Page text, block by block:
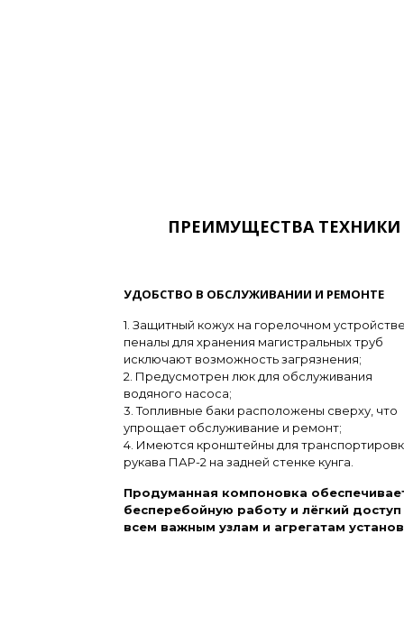
ПРЕИМУЩЕСТВА
УДОБСТВО В ОБСЛУЖИВАНИИ И РЕМОНТЕ
1. Защитный кожух на горелочном
пеналы для хранения магистральных труб
исключают возможность загрязнения;
2. Предусмотрен люк для обслуживания
водяного насоса;
3. Топливные баки расположены сверху, что
упрощает обслуживание и ремонт;
4. Имеются кронштейны для
рукава ПАР-2 на задней стенке кунга.
Продуманная компоновка
бесперебойную работу и лёгкий
всем важным узлам и агрегатам